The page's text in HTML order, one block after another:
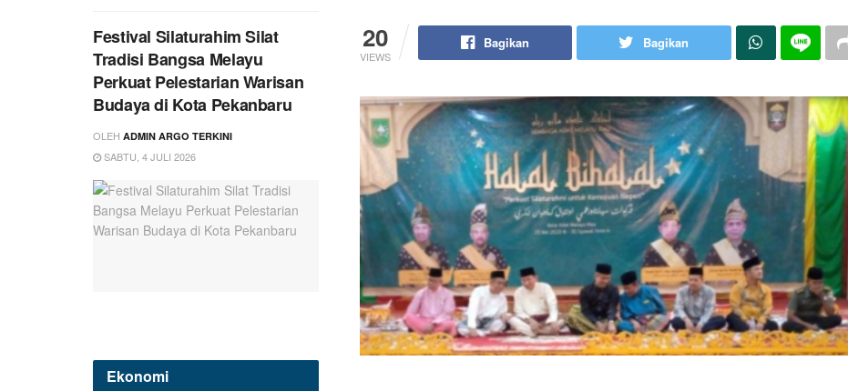
20
VIEWS
Bagikan Bagikan
Festival Silaturahim Silat
Tradisi Bangsa Melayu
Perkuat Pelestarian Warisan
Budaya di Kota Pekanbaru
OLEH ADMIN ARGO TERKINI
SABTU, 4 JULI 2026
Ekonomi